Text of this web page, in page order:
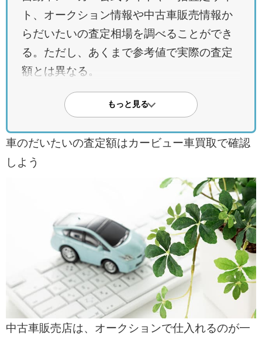
ト、オークション情報や中古車販売情報か
らだいたいの査定相場を調べることができ
る。ただし、あくまで参考値で実際の査定
額とは異なる。
・正確な査定額を知るには実査定が必要
車種・年式・走行距離などに加え、修復歴
や装備品、ボディカラー、清掃状況、書類
の有無など実際の車の状態によって査定額
が上下する。実査定で確認することが重
・一括査定やカービューを活用して高値売
複数業者への一括査定を通じて競争原理を
働かせることで高額査定が期待できる。カ
ービュー車買取の一括査定サービスなら最
大10社から同時見積もりが可能。
もっと見る
車のだいたいの査定額はカービュー車買取で確認
しよう
中古車販売店は、オークションで仕入れるのが一